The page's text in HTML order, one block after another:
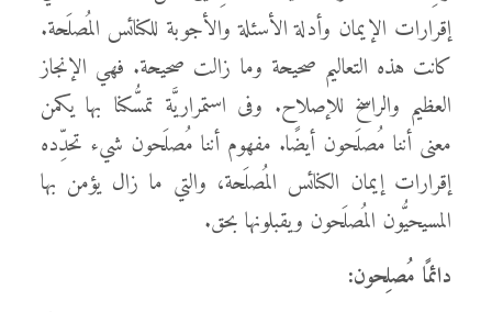
إقرارات الإيمان وأدلة الأسئلة والأجوبة للكنائس المُصلَحة.
كانت هذه التعاليم صحيحة وما زالت صحيحة. فهي الإنجاز
العظيم والراسخ للإصلاح. وفى استمراريَّة تمسُّكنا بها يكمن
معنى أننا مُصلَحون أيضًا. مفهوم أننا مُصلَحون شيء تحدِّده
إقرارات إيمان الكنائس المُصلَحة، والتي ما زال يؤمن بها
المسيحيُّون المُصلَحون ويقبلونها بحق.
دائمًا مُصلِحون: